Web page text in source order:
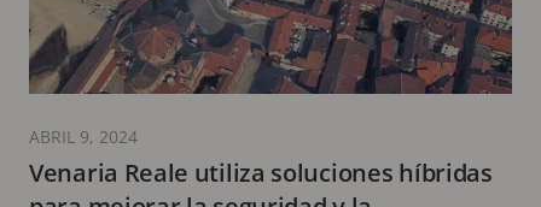
Venaria Reale utiliza soluciones híbridas
ABRIL 9, 2024